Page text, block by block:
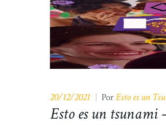
20/12/2021 | PorEsto es un
Esto es un